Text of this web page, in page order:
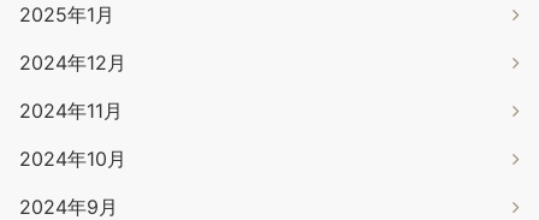
2025年1月
2024年12月
2024年11月
2024年10月
2024年9月